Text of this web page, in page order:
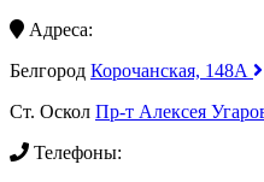
Адреса:
Белгород Корочанская, 148А
Ст. Оскол Пр-т Алексея
Телефоны: